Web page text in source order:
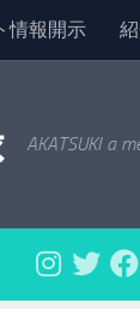
情報開示
AKATSUKI a